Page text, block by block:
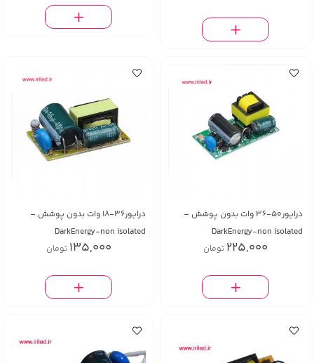
درایور50-36 وات بدون پوشش –
DarkEnergy-non isolated
225,000 تومان
درایور36-18 وات بدون پوشش –
DarkEnergy-non isolated
135,000 تومان